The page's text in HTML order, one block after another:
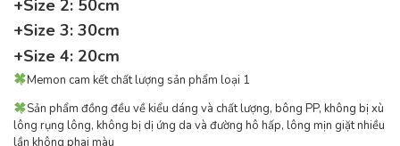
+Size 2: 50cm
+Size 3: 30cm
+Size 4: 20cm
Memon cam kết chất lượng sản phẩm loại 1
Sản phẩm đồng đều về kiểu dáng và chất lượng, bông PP, không bị xù
lông rụng lông, không bị dị ứng da và đường hô hấp, lông mịn giặt nhiều
lần không phai màu